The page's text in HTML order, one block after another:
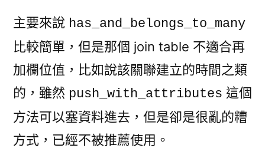
主要來說 has_and_belongs_to_many
比較簡單，但是那個 join table 不適合再
加欄位值，比如說該關聯建立的時間之類
的，雖然 push_with_attributes 這個
方法可以塞資料進去，但是卻是很亂的糟
方式，已經不被推薦使用。